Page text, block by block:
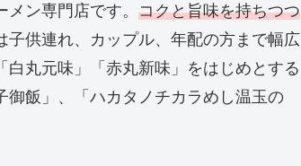
ン専門店です。 コクと旨味を持ちつつ
子供連れ、カップル、年配の方まで幅広
丸元味」「赤丸新味」をはじめとする
御飯」、「ハカタノチカラめし温玉の